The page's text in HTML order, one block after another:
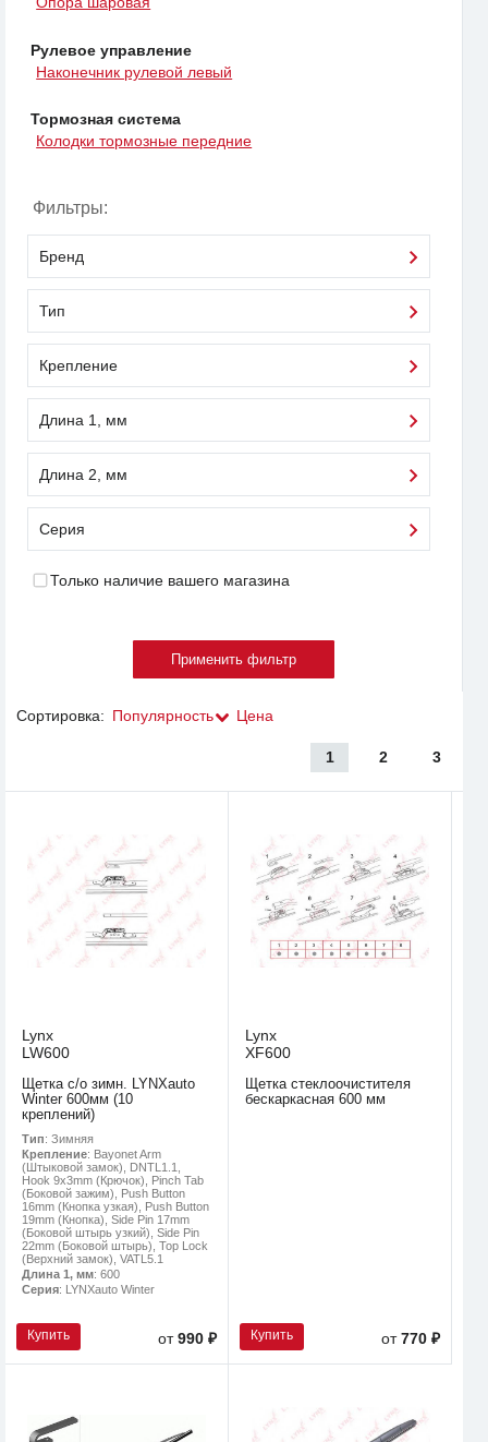
Рулевое управление
Наконечник рулевой левый
Тормозная система
Колодки тормозные передние
Фильтры:
Бренд
Тип
Крепление
Длина 1, мм
Длина 2, мм
Серия
Только наличие вашего магазина
Сортировка: Популярность Цена
1 2 3
Lynx
LW600
Щетка с/о зимн. LYNXauto
Winter 600мм (10
креплений)
Тип: Зимняя
Крепление: Bayonet Arm
(Штыковой замок), DNTL1.1,
Hook 9x3mm (Крючок), Pinch Tab
(Боковой зажим), Push Button
16mm (Кнопка узкая), Push Button
19mm (Кнопка), Side Pin 17mm
(Боковой штырь узкий), Side Pin
22mm (Боковой штырь), Top Lock
(Верхний замок), VATL5.1
Длина 1, мм: 600
Серия: LYNXauto Winter
Купить от990 ₽
Lynx
XF600
Щетка стеклоочистителя
бескаркасная 600 мм
Купить от770 ₽